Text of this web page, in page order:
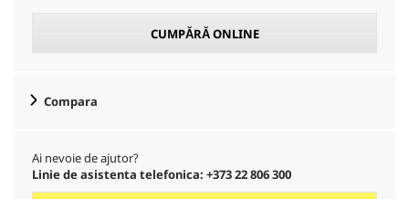
CUMPĂRĂ ONLINE
Compara
Ai nevoie de ajutor?
Linie de asistenta telefonica: +373 22 806 300